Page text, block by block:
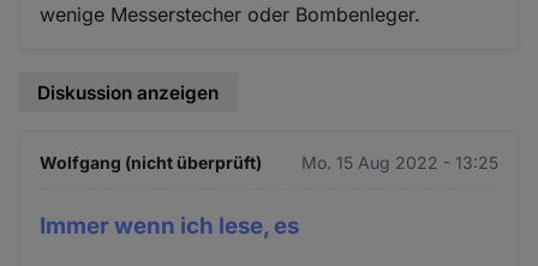
wenige Messerstecher oder Bombenleger.
Diskussion anzeigen
Wolfgang (nicht überprüft) Mo. 15 Aug 2022 - 13:25
Immer wenn ich lese, es